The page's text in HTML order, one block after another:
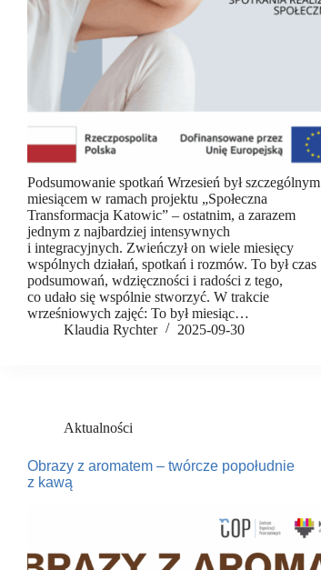
Podsumowanie spotkań Wrzesień był szczególnym
miesiącem w ramach projektu „Społeczna
Transformacja Katowic” – ostatnim, a zarazem
jednym z najbardziej intensywnych
i integracyjnych. Zwieńczył on wiele miesięcy
wspólnych działań, spotkań i rozmów. To był czas
podsumowań, wdzięczności i radości z tego,
co udało się wspólnie stworzyć. W trakcie
wrześniowych zajęć: To był miesiąc…
Klaudia Rychter
2025-09-30
Aktualności
Obrazy z aromatem – twórcze popołudnie
z kawą